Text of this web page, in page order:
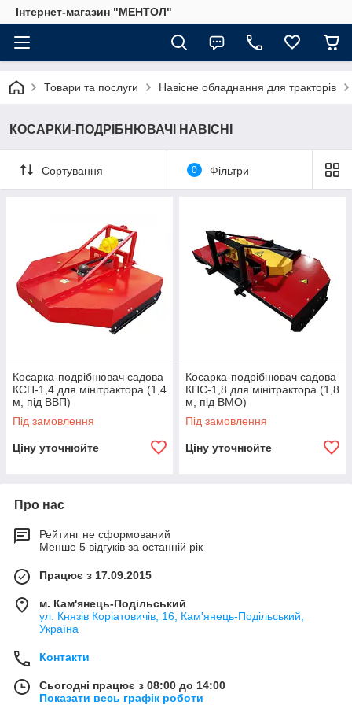
Інтернет-магазин "МЕНТОЛ"
Товари та послуги Навісне обладнання для тракторів
КОСАРКИ-ПОДРІБНЮВАЧІ НАВІСНІ
Сортування 0 Фільтри
Косарка-подрібнювач садова
КСП-1,4 для мінітрактора (1,4
м, під ВВП)
Під замовлення
Ціну уточнюйте
Косарка-подрібнювач садова
КПС-1,8 для мінітрактора (1,8
м, під ВМО)
Під замовлення
Ціну уточнюйте
Про нас
Рейтинг не сформований
Менше 5 відгуків за останній рік
Працює з 17.09.2015
м. Кам'янець-Подільський
ул. Князів Коріатовичів, 16, Кам'янець-Подільський,
Україна
Контакти
Сьогодні працює з 08:00 до 14:00
Показати весь графік роботи